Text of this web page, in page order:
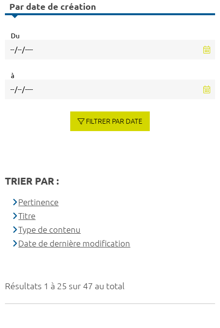
Résultats 1 à 25 sur 47 au total
Par date de création
Du
à
FILTRER PAR DATE
TRIER PAR :
Pertinence
Titre
Type de contenu
Date de dernière modification